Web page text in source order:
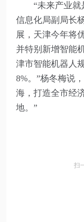
“未来产业
信息化局副局长
展，天津今年将
并特别新增智能
津市智能机器人
8%。”杨冬梅说
海，打造全市经
地。”
扫